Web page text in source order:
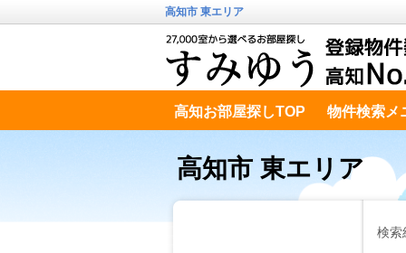
高知市 東エリア
高知お部屋探しTOP 物件検索メ
高知市南エリア
高知市 東エリア
検索